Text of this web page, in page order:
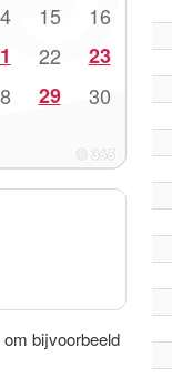
15 16
22 23
29 30
bijvoorbeeld